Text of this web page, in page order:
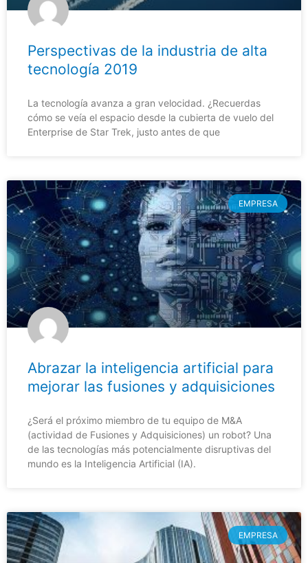
Perspectivas de la industria de alta
tecnología 2019
La tecnología avanza a gran velocidad. ¿Recuerdas
cómo se veía el espacio desde la cubierta de vuelo del
Enterprise de Star Trek, justo antes de que
EMPRESA
Abrazar la inteligencia artificial para
mejorar las fusiones y adquisiciones
¿Será el próximo miembro de tu equipo de M&A
(actividad de Fusiones y Adquisiciones) un robot? Una
de las tecnologías más potencialmente disruptivas del
mundo es la Inteligencia Artificial (IA).
EMPRESA